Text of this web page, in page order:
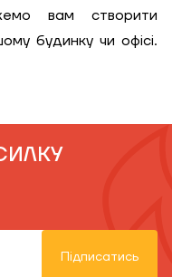
вам створити
будинку чи офісі.
Підписатись